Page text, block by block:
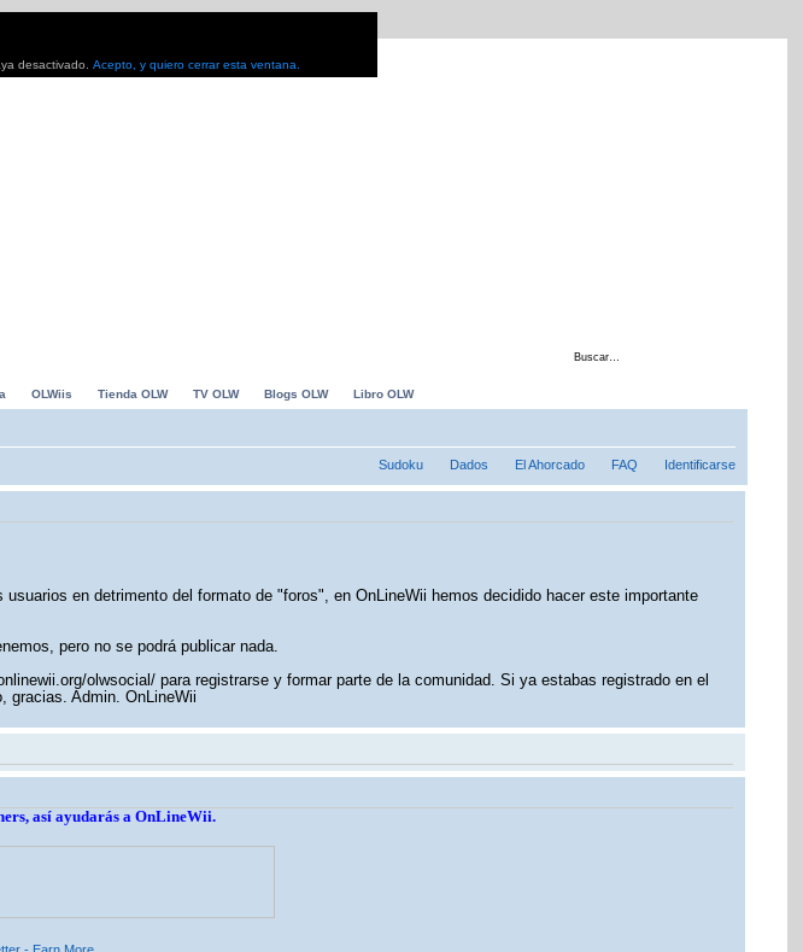
desactivado. Acepto, y quiero cerrar esta ventana.
OLWiis Tienda OLW TV OLW Blogs OLW Libro OLW
Identificarse
FAQ
El Ahorcado
Dados
Sudoku
en detrimento del formato de "foros", en OnLineWii hemos decidido hacer este importante
pero no se podrá publicar nada.
olwsocial/ para registrarse y formar parte de la comunidad. Si ya estabas registrado en el
gracias. Admin. OnLineWii
así ayudarás a OnLineWii.